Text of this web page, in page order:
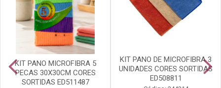
KIT PANO MICROFIBRA 5
PECAS 30X30CM CORES
SORTIDAS ED511487
KIT PANO DE MICROFIBRA 3
UNIDADES CORES SORTIDAS
ED508811